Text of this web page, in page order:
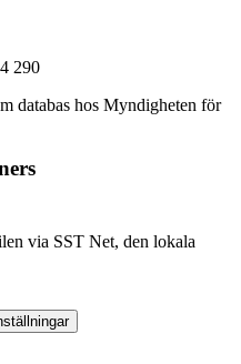
290
databas hos Myndigheten för
via SST Net, den lokala